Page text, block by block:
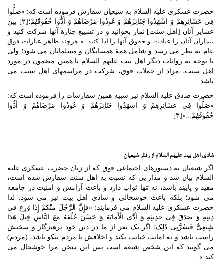
حضرت عسکری علیه السلام به شیعیان سفارش فرموده است که: «صلُّوا
فِی عَشَائِرِهِمْ وَ اشْهَدُوا جَنَائِزَهُمْ وَ عُودُوا مَرْضَاهُمْ وَ أَدُّوا حُقُوقَهُمْ؛[۲] بین
عشایر آنان [اهل سنت] نماز بخوانید و در تشییع جنازة آنها شرکت کنید و
بیماران آنان را عیادت و حقوق آنها را ادا کنید. » هرچند ظاهر عبارات فوق
عام به نظر می رسد و شامل همۀ همسایگان و مسلمانان می شود؛ ولی
با توجه به روایات دیگر اهل بیت علیهم السلام با همین مضمون در مورد
اهل سنت، مراد از جملات فوق، شرکت در مراسمهای اهل سنت می
باشد.
حضرت صادق علیه السلام نیز شبیه همین سفارشات را فرموده است که:
«صَلُّوا فِی عشَائِرِهِمْ وَ اشهَدُوا جَنَائِزَهُمْ وَ عُودُوا مَرْضَاهُمْ وَ أَدُّوا
حُقُوقَهُمْ...»[۳]
شادی اهل بیت علیهم السلام از رفتار شیعیان
اگر شیعیان به دستورهای اجتماعی فوق که از زبان حضرت عسکری علیه
السلام بیان شد و مدارایی که نسبت به اهل سنت سفارش شده است،
مقید و پایبند باشد، نه تنها ثواب دارد و باعث آرامش و امنیت در جامعه
می شود؛ بلکه باعث خوشحالی و شادی اهل بیت نیز می شود. لذا
حضرت عسکری علیه السلام می ‎فرمایند: «فإِنَّ الرَّجُلَ منْکمْ إِذَا وَرِع فی
دِینِهِ وَ صَدَقَ فِی حدِیثِهِ وَ أَدَّی الْأَمَانَةَ وَ حَسَّنَ خُلُقَهُ مَعَ النَّاسِ قِیلَ هَذَا
شِیعِیٌّ فَیسُرُّنِی ذَلِک؛ اگر یک نفر از ما در دین خود پرهیزگار و سخنش
راست باشد و به امانت خیانت نکند و اخلاقش با مردم نیکو باشد، (مردم)
می گویند که این شخص شیعه است پس این سخن مرا خوشحال می
کند.»